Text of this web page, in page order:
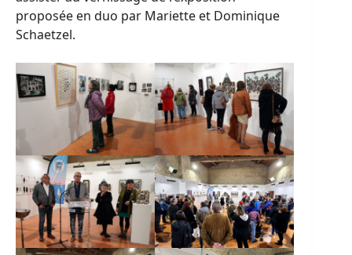
proposée en duo par Mariette et Dominique
Schaetzel.